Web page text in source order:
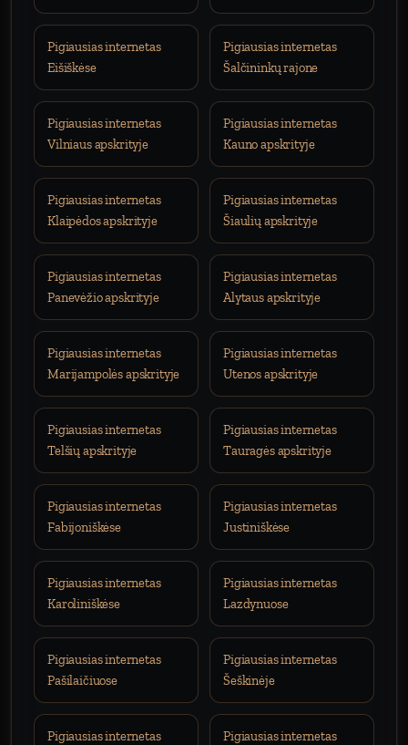
Pigiausias internetas
Eišiškėse
Pigiausias internetas
Šalčininkų rajone
Pigiausias internetas
Vilniaus apskrityje
Pigiausias internetas
Kauno apskrityje
Pigiausias internetas
Klaipėdos apskrityje
Pigiausias internetas
Šiaulių apskrityje
Pigiausias internetas
Panevėžio apskrityje
Pigiausias internetas
Alytaus apskrityje
Pigiausias internetas
Marijampolės apskrityje
Pigiausias internetas
Utenos apskrityje
Pigiausias internetas
Telšių apskrityje
Pigiausias internetas
Tauragės apskrityje
Pigiausias internetas
Fabijoniškėse
Pigiausias internetas
Justiniškėse
Pigiausias internetas
Karoliniškėse
Pigiausias internetas
Lazdynuose
Pigiausias internetas
Pašilaičiuose
Pigiausias internetas
Šeškinėje
Pigiausias internetas
Pigiausias internetas